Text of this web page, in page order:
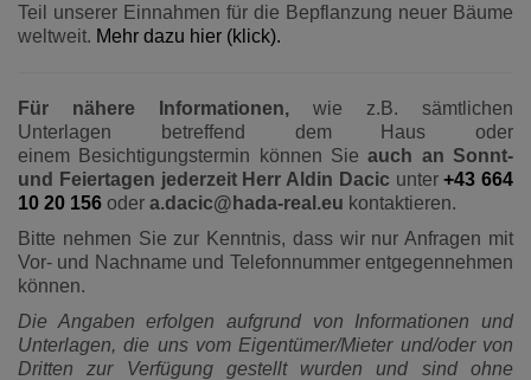
Teil unserer Einnahmen für die Bepflanzung neuer Bäume
weltweit. Mehr dazu hier (klick).
Für nähere Informationen, wie z.B. sämtlichen
Unterlagen betreffend dem Haus oder
einem Besichtigungstermin können Sieauch an Sonnt-
und Feiertagen jederzeit Herr Aldin Dacic unter+43 664
10 20 156 oder a.dacic@hada-real.eu kontaktieren.
Bitte nehmen Sie zur Kenntnis, dass wir nur Anfragen mit
Vor- und Nachname und Telefonnummer entgegennehmen
können.
Die Angaben erfolgen aufgrund von Informationen und
Unterlagen, die uns vom Eigentümer/Mieter und/oder von
Dritten zur Verfügung gestellt wurden und sind ohne